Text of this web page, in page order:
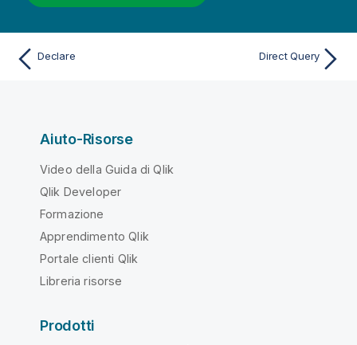
Declare Direct Query
Aiuto-Risorse
Video della Guida di Qlik
Qlik Developer
Formazione
Apprendimento Qlik
Portale clienti Qlik
Libreria risorse
Prodotti